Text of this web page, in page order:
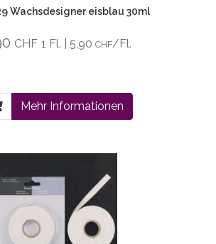
Wachsdesigner eisblau 30ml
CHF 1 Fl. | 5,90 CHF/Fl.
Mehr Informationen